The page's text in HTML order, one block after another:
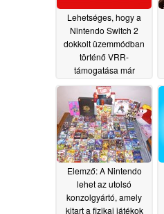
Lehetséges, hogy a
Nintendo Switch 2
dokkolt üzemmódban
történő VRR-
támogatása már
07/11/2026
Elemző: A Nintendo
lehet az utolsó
konzolgyártó, amely
kitart a fizikai játékok